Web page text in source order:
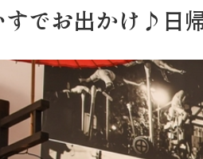
すでお出かけ♪日